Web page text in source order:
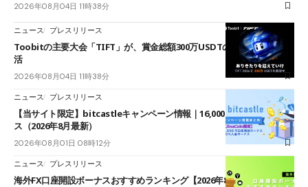
2026年08月04日 11時38分
ニュース プレスリリース
Toobitの主要大会「TIFT」が、賞金総額300万USDTのレースとして復
活
2026年08月04日 11時38分
ニュース プレスリリース
【当サイト限定】bitcastleキャンペーン情報｜16,000円口座開設ボーナ
ス（2026年8月最新）
2026年08月01日 08時12分
ニュース プレスリリース
海外FX口座開設ボーナスおすすめランキング【2026年8月最新】